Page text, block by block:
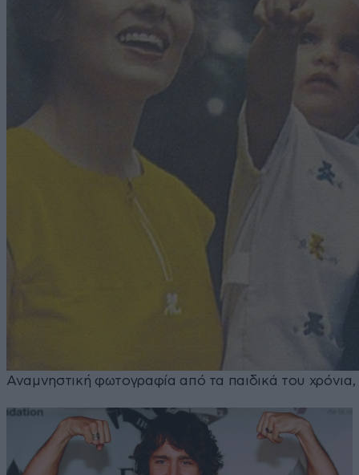
Αναμνηστική φωτογραφία από τα παιδικά του χρόνια,